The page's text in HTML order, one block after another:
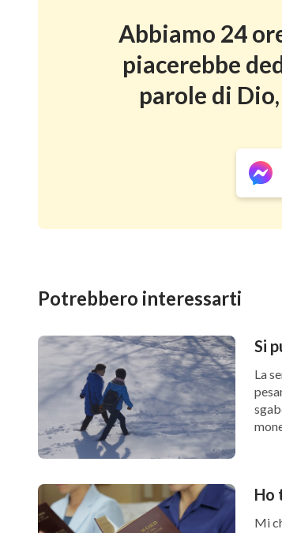
dolorosamente nei peccati,
liberarti dalle catene del peccato,
raggiungere la santità, allora Il
Film cristiano completo 2018 –
Abbiamo 24
piacerebbe
parole di
Potrebbero interessarti
Si
La
Ho
Mi